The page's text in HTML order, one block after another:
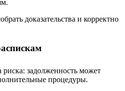
доказательства и корректно
задолженность может
процедуры.